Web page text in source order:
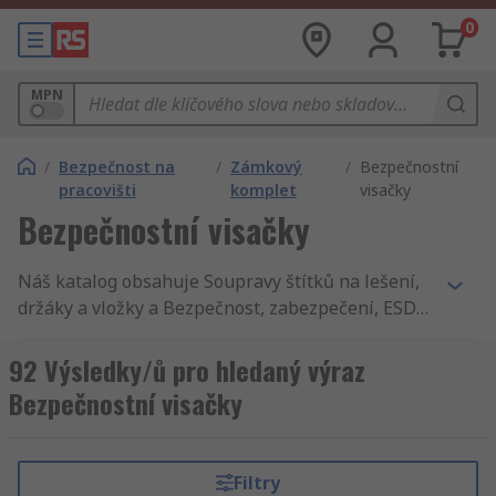
0
MPN
/ Bezpečnost na
pracovišti
/ Zámkový
komplet
/ Bezpečnostní
visačky
Bezpečnostní visačky
Náš katalog obsahuje Soupravy štítků na lešení,
držáky a vložky a Bezpečnost, zabezpečení, ESD
dodávky do druhého dne, tisíce komponentů s
příslušenstvím, vysoko kvalitní služby, není divu,
že zákazníci 160 zemí světa nakupují u RS.
najít dodavatele, co je schopný zajistit
92 Výsledky/ů pro hledaný výraz
Bezpečnostní visačky
Filtry